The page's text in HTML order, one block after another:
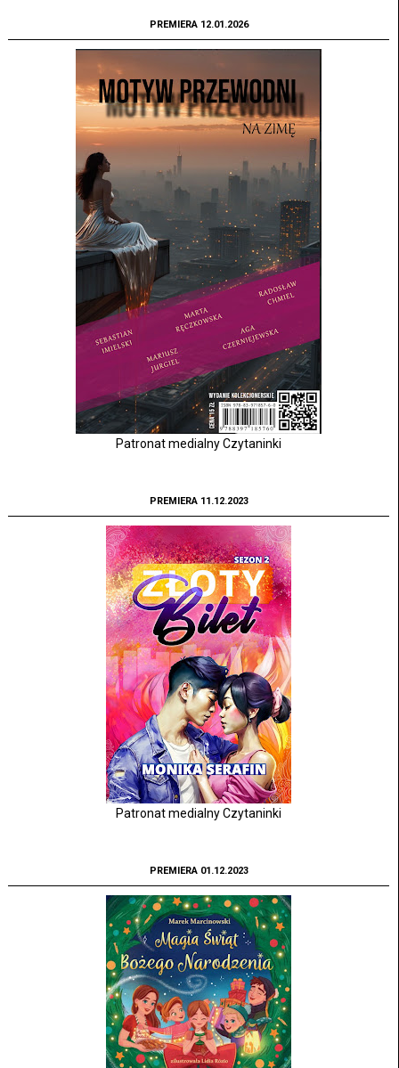
PREMIERA 12.01.2026
Patronat medialny Czytaninki
PREMIERA 11.12.2023
Patronat medialny Czytaninki
PREMIERA 01.12.2023